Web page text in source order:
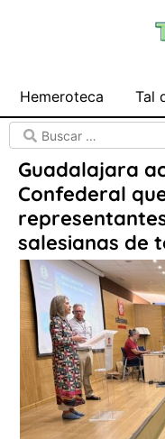
Hemeroteca Tal
Guadalajara
Confederal
salesianas de